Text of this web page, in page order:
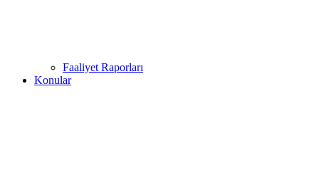
Faaliyet Raporları
Konular